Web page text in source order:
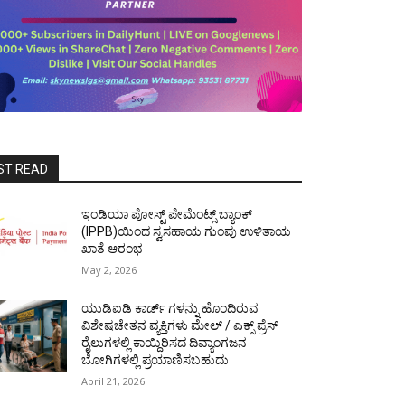
READ
ಇಂಡಿಯಾ ಪೋಸ್ಟ್ ಪೇಮೆಂಟ್ಸ್ ಬ್ಯಾಂಕ್
(IPPB)ಯಿಂದ ಸ್ವಸಹಾಯ ಗುಂಪು ಉಳಿತಾಯ
ಖಾತೆ ಆರಂಭ
May 2, 2026
ಯುಡಿಐಡಿ ಕಾರ್ಡ್ ಗಳನ್ನು ಹೊಂದಿರುವ
ವಿಶೇಷಚೇತನ ವ್ಯಕ್ತಿಗಳು ಮೇಲ್ / ಎಕ್ಸ್ ಪ್ರೆಸ್
ರೈಲುಗಳಲ್ಲಿ ಕಾಯ್ದಿರಿಸದ ದಿವ್ಯಾಂಗಜನ
ಬೋಗಿಗಳಲ್ಲಿ ಪ್ರಯಾಣಿಸಬಹುದು
April 21, 2026